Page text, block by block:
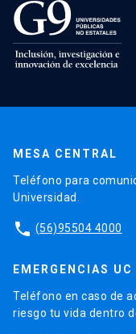
MESA CENTRAL
Teléfono para
Universidad.
phone (56)95504 4000
EMERGENCIAS UC
Teléfono en caso de
riesgo tu vida dentro